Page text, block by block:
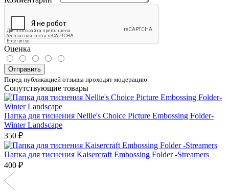
Оценка
Отправить
Перед публикацией отзывы проходят модерацию
Сопутствующие товары
Папка для тиснения Nellie's Choice Picture Embossing Folder-
Winter Landscape
350 ₽
Папка для тиснения Kaisercraft Embossing Folder -Streamers
400 ₽